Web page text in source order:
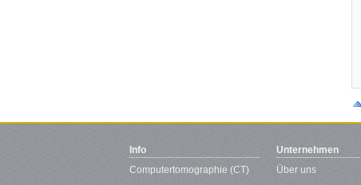
Info
Computertomographie (CT)
Unternehmen
Über uns